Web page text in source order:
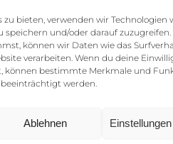
bieten, verwenden wir Technologien
speichern und/oder darauf zuzugreifen.
können wir Daten wie das
verarbeiten. Wenn du deine
können bestimmte Merkmale und
beeinträchtigt werden.
Ablehnen